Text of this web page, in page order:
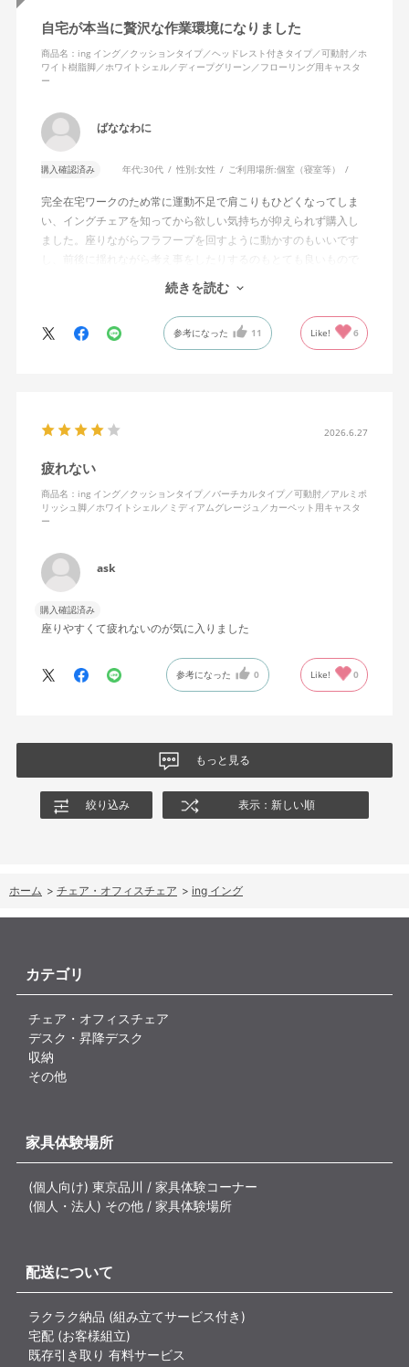
自宅が本当に贅沢な作業環境になりました
商品名：ing イング／クッションタイプ／ヘッドレスト付きタイプ／可動肘／ホ
ワイト樹脂脚／ホワイトシェル／ディープグリーン／フローリング用キャスタ
ー
ばななわに
購入確認済み 年代:30代 性別:女性 ご利用場所:個室（寝室等）
完全在宅ワークのため常に運動不足で肩こりもひどくなってしま
い、イングチェアを知ってから欲しい気持ちが抑えられず購入し
ました。座りながらフラフープを回すように動かすのもいいです
し、前後に揺れながら考え事をしたりするのもとても良いもので
す。カチャカチャ音が鳴るわけではないのですが、オフィスで揺
れてばっかだと怒られそうですが、自宅なら何も気にせずに使え
特に前後に揺らす時にヘッドレストありで購入して良かったと思
えます。揺れを止める機能もちゃんとあります。
続きを読む
参考になった 11 Like! 6
2026.6.27
疲れない
商品名：ing イング／クッションタイプ／バーチカルタイプ／可動肘／アルミポ
リッシュ脚／ホワイトシェル／ミディアムグレージュ／カーペット用キャスタ
ー
ask
購入確認済み
座りやすくて疲れないのが気に入りました
参考になった 0 Like! 0
もっと見る
絞り込み 表示：新しい順
ホーム > チェア・オフィスチェア > ing イング
カテゴリ
チェア・オフィスチェア
デスク・昇降デスク
収納
その他
家具体験場所
(個人向け) 東京品川 / 家具体験コーナー
(個人・法人) その他 / 家具体験場所
配送について
ラクラク納品 (組み立てサービス付き)
宅配 (お客様組立)
既存引き取り 有料サービス